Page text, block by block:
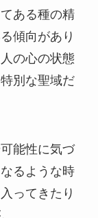
ある種の精
傾向があり
の心の状態
別な聖域だ
能性に気づ
るような時
ってきたり